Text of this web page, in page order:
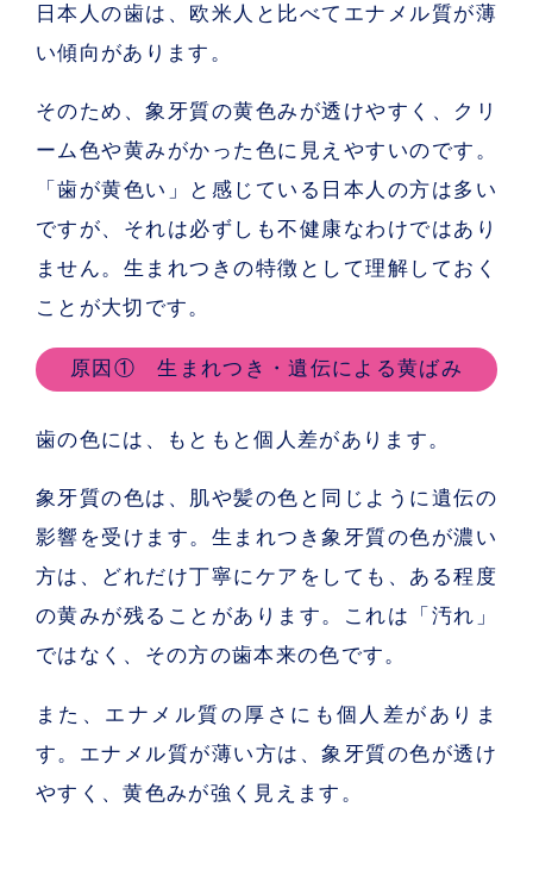
日本人の歯は、欧米人と比べてエナメル質が薄
い傾向があります。
そのため、象牙質の黄色みが透けやすく、クリ
ーム色や黄みがかった色に見えやすいのです。
「歯が黄色い」と感じている日本人の方は多い
ですが、それは必ずしも不健康なわけではあり
ません。生まれつきの特徴として理解しておく
ことが大切です。
原因① 生まれつき・遺伝による黄ばみ
歯の色には、もともと個人差があります。
象牙質の色は、肌や髪の色と同じように遺伝の
影響を受けます。生まれつき象牙質の色が濃い
方は、どれだけ丁寧にケアをしても、ある程度
の黄みが残ることがあります。これは「汚れ」
ではなく、その方の歯本来の色です。
また、エナメル質の厚さにも個人差がありま
す。エナメル質が薄い方は、象牙質の色が透け
やすく、黄色みが強く見えます。